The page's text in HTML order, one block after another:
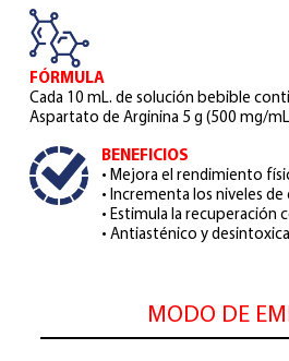
FÓRMULA
Cada 10 mL. de solución bebible
Aspartato de Arginina 5 g (500 mg/
BENEFICIOS
• Mejora el rendimiento
• Incrementa los niveles de
• Estimula la recuperación
• Antiasténico y
MODO DE